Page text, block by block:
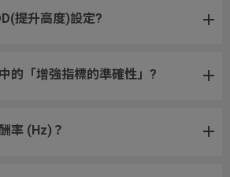
提升高度)設定?
的「增強指標的準確性」?
率 (Hz)？